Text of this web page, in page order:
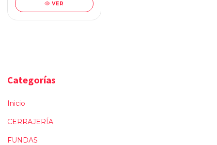
VER
Categorías
Inicio
CERRAJERÍA
FUNDAS